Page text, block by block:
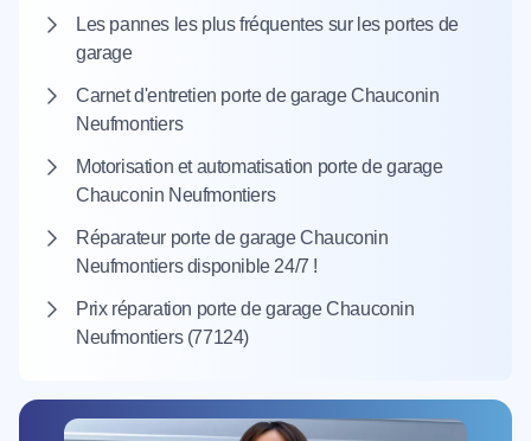
Les pannes les plus fréquentes sur les portes de
garage
Carnet d'entretien porte de garage Chauconin
Neufmontiers
Motorisation et automatisation porte de garage
Chauconin Neufmontiers
Réparateur porte de garage Chauconin
Neufmontiers disponible 24/7 !
Prix réparation porte de garage Chauconin
Neufmontiers (77124)